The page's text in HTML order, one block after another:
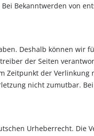
Bekanntwerden von
Deshalb können wir
der Seiten
Zeitpunkt der
nicht zumutbar.
Urheberrecht. Die